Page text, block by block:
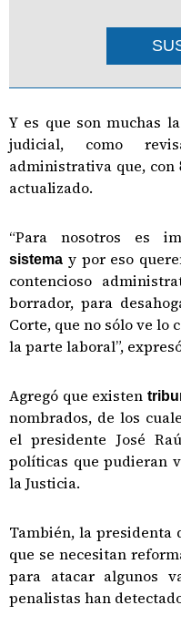
Y es que son muchas
judicial, como
administrativa que, con
actualizado.
“Para nosotros es
sistema y por eso
contencioso
borrador, para
Corte, que no sólo ve
la parte laboral”,
Agregó que existen
nombrados, de los
el presidente José
políticas que pudieran
la Justicia.
También, la presidenta
que se necesitan
para atacar algunos
penalistas han